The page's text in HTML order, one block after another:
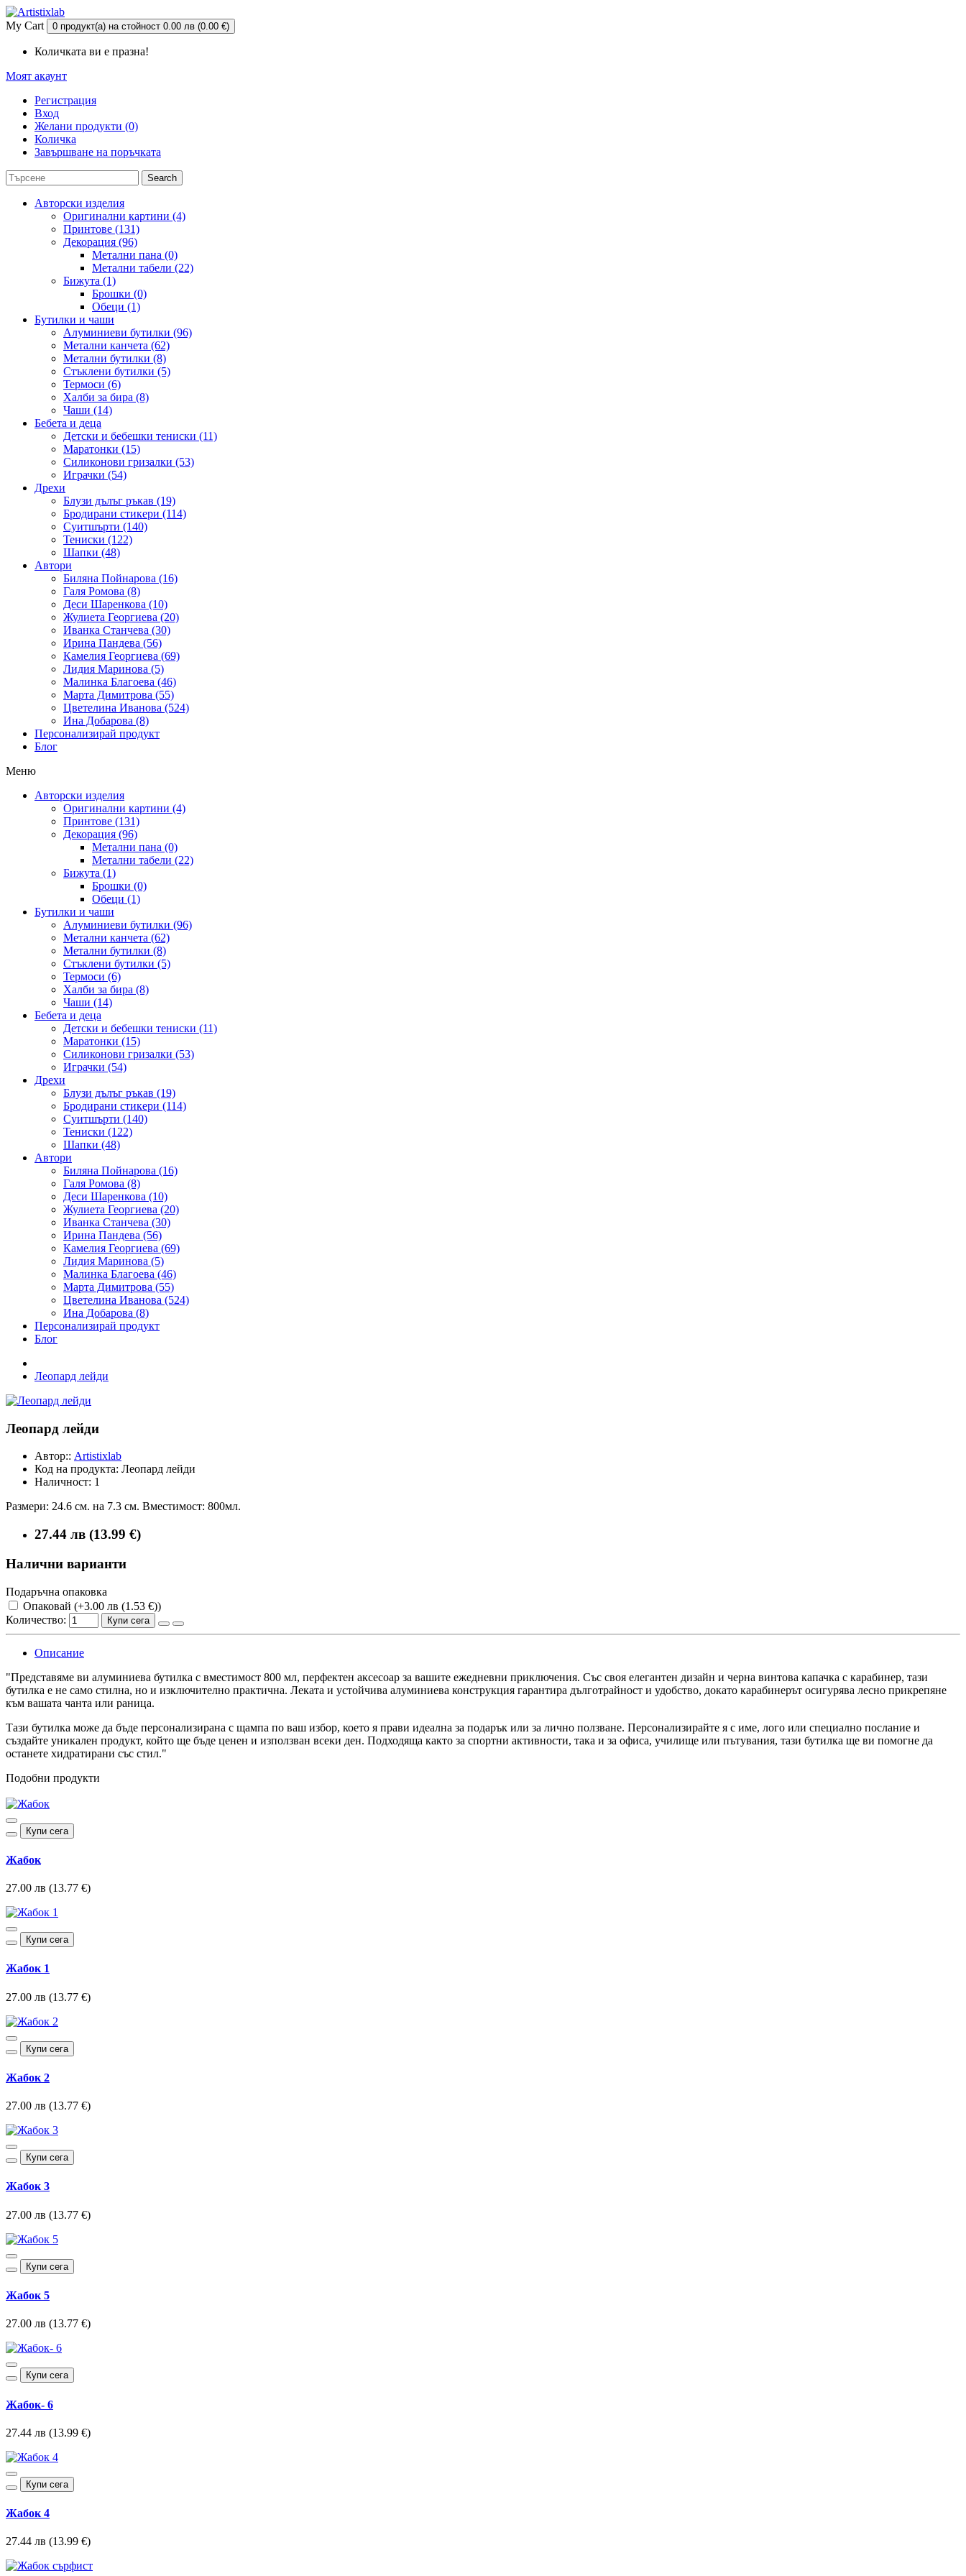
My Cart 0 продукт(а) на стойност 0.00 лв (0.00 €)
Количката ви е празна!
Моят акаунт
Регистрация
Вход
Желани продукти (0)
Количка
Завършване на поръчката
Search
Авторски изделия
Оригинални картини (4)
Принтове (131)
Декорация (96)
Метални пана (0)
Метални табели (22)
Бижута (1)
Брошки (0)
Обеци (1)
Бутилки и чаши
Алуминиеви бутилки (96)
Метални канчета (62)
Метални бутилки (8)
Стъклени бутилки (5)
Термоси (6)
Халби за бира (8)
Чаши (14)
Бебета и деца
Детски и бебешки тениски (11)
Маратонки (15)
Силиконови гризалки (53)
Играчки (54)
Дрехи
Блузи дълъг ръкав (19)
Бродирани стикери (114)
Суитшърти (140)
Тениски (122)
Шапки (48)
Автори
Биляна Пойнарова (16)
Галя Ромова (8)
Деси Шаренкова (10)
Жулиета Георгиева (20)
Иванка Станчева (30)
Ирина Пандева (56)
Камелия Георгиева (69)
Лидия Маринова (5)
Малинка Благоева (46)
Марта Димитрова (55)
Цветелина Иванова (524)
Ина Добарова (8)
Персонализирай продукт
Блог
Меню
Авторски изделия
Оригинални картини (4)
Принтове (131)
Декорация (96)
Метални пана (0)
Метални табели (22)
Бижута (1)
Брошки (0)
Обеци (1)
Бутилки и чаши
Алуминиеви бутилки (96)
Метални канчета (62)
Метални бутилки (8)
Стъклени бутилки (5)
Термоси (6)
Халби за бира (8)
Чаши (14)
Бебета и деца
Детски и бебешки тениски (11)
Маратонки (15)
Силиконови гризалки (53)
Играчки (54)
Дрехи
Блузи дълъг ръкав (19)
Бродирани стикери (114)
Суитшърти (140)
Тениски (122)
Шапки (48)
Автори
Биляна Пойнарова (16)
Галя Ромова (8)
Деси Шаренкова (10)
Жулиета Георгиева (20)
Иванка Станчева (30)
Ирина Пандева (56)
Камелия Георгиева (69)
Лидия Маринова (5)
Малинка Благоева (46)
Марта Димитрова (55)
Цветелина Иванова (524)
Ина Добарова (8)
Персонализирай продукт
Блог
Леопард лейди
Леопард лейди
Автор:: Artistixlab
Код на продукта: Леопард лейди
Наличност: 1
Размери: 24.6 см. на 7.3 см. Вместимост: 800мл.
27.44 лв (13.99 €)
Налични варианти
Подаръчна опаковка
Опаковай (+3.00 лв (1.53 €))
Количество:
Купи сега
Описание
"Представяме ви алуминиева бутилка с вместимост 800 мл, перфектен аксесоар за вашите ежедневни приключения. Със своя елегантен дизайн и черна винтова капачка с карабинер, тази
бутилка е не само стилна, но и изключително практична. Леката и устойчива алуминиева конструкция гарантира дълготрайност и удобство, докато карабинерът осигурява лесно прикрепяне
към вашата чанта или раница.
Тази бутилка може да бъде персонализирана с щампа по ваш избор, което я прави идеална за подарък или за лично ползване. Персонализирайте я с име, лого или специално послание и
създайте уникален продукт, който ще бъде ценен и използван всеки ден. Подходяща както за спортни активности, така и за офиса, училище или пътувания, тази бутилка ще ви помогне да
останете хидратирани със стил."
Подобни продукти
Купи сега
Жабок
27.00 лв (13.77 €)
Купи сега
Жабок 1
27.00 лв (13.77 €)
Купи сега
Жабок 2
27.00 лв (13.77 €)
Купи сега
Жабок 3
27.00 лв (13.77 €)
Купи сега
Жабок 5
27.00 лв (13.77 €)
Купи сега
Жабок- 6
27.44 лв (13.99 €)
Купи сега
Жабок 4
27.44 лв (13.99 €)